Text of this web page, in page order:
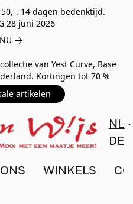
. 14 dagen bedenktijd.
28 juni 2026
van Yest Curve, Base
Kortingen tot 70 %
artikelen
NL
DE
WINKELS